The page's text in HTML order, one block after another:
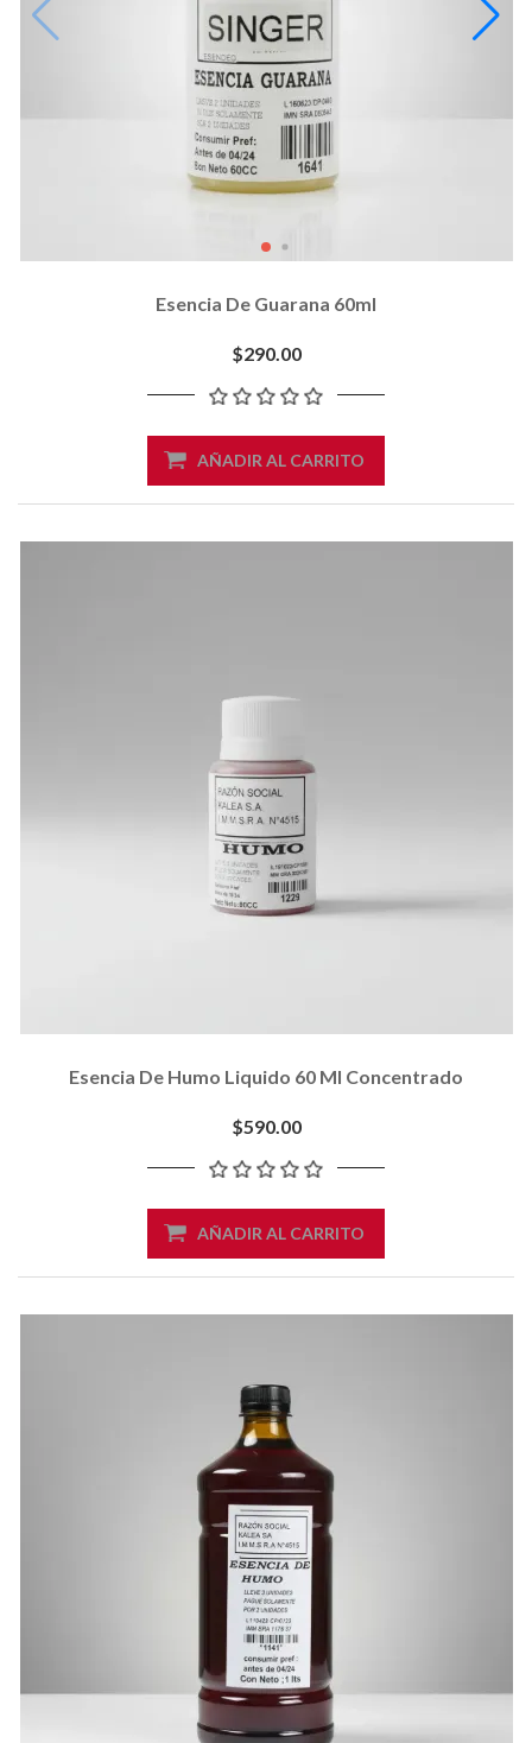
Esencia De Guarana 60ml
$290.00
AÑADIR AL CARRITO
Esencia De Humo Liquido 60 Ml Concentrado
$590.00
AÑADIR AL CARRITO